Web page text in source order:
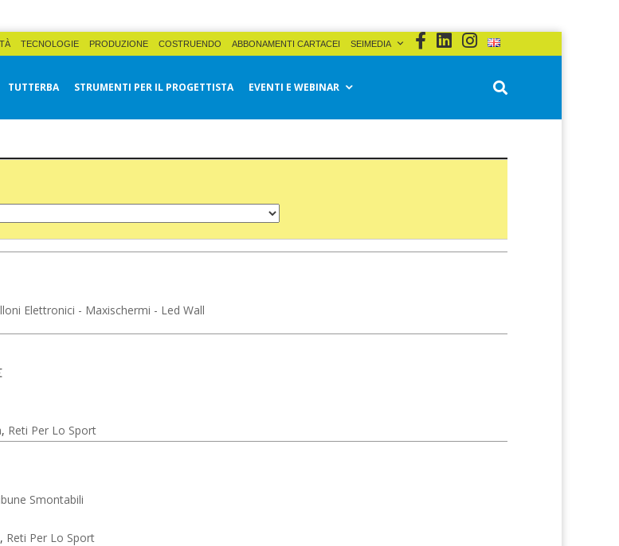
TECNOLOGIE PRODUZIONE COSTRUENDO ABBONAMENTI CARTACEI SEIMEDIA
TUTTERBA STRUMENTI PER IL PROGETTISTA EVENTI E WEBINAR
Elettronici - Maxischermi - Led Wall
, Reti Per Lo Sport
Smontabili
, Reti Per Lo Sport